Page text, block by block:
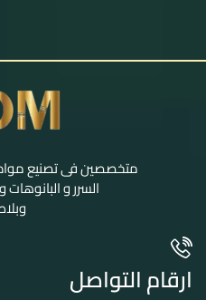
متخصصين فى تصنيع مواد
السرر و البانوهات
ارقام التواصل